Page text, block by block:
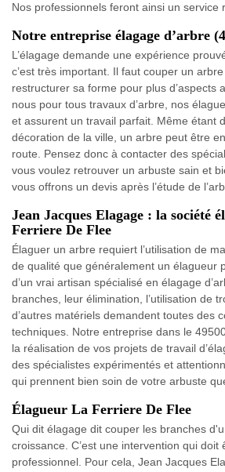
Nos professionnels feront ainsi un service
Notre entreprise élagage d’arbre
L’élagage demande une expérience
c’est très important. Il faut couper un
restructurer sa forme pour plus d’aspects
nous pour tous travaux d’arbre, nos
et assurent un travail parfait. Même étant
décoration de la ville, un arbre peut être
route. Pensez donc à contacter des
vous voulez retrouver un arbuste sain et
vous offrons un devis après l’étude de
Jean Jacques Elagage : la société
Ferriere De Flee
Élaguer un arbre requiert l’utilisation de
de qualité que généralement un élagueur
d’un vrai artisan spécialisé en élagage
branches, leur élimination, l’utilisation de
d’autres matériels demandent toutes des
techniques. Notre entreprise dans le
la réalisation de vos projets de travail
des spécialistes expérimentés et
qui prennent bien soin de votre arbuste
Élagueur La Ferriere De Flee
Qui dit élagage dit couper les branches
croissance. C’est une intervention qui doit
professionnel. Pour cela, Jean Jacques